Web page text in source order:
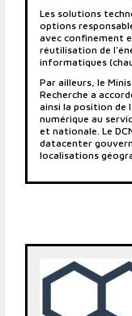
Les solutions
options
avec confinement
réutilisation de
informatiques
Par ailleurs, le
Recherche a
ainsi la position de
numérique au
et nationale. Le
datacenter
localisations